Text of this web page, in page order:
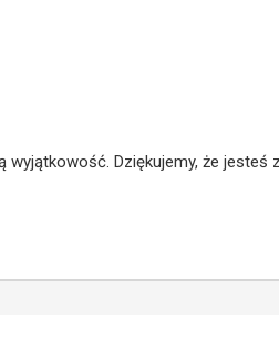
Dziękujemy, że jesteś